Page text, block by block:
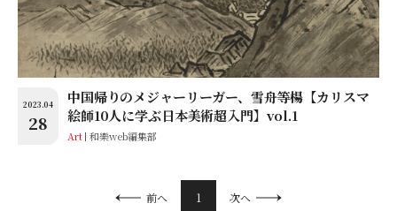
2023.04
28
中国帰りのメジャーリーガー、雪舟等楊【カリスマ
絵師10人に学ぶ日本美術超入門】vol.1
Art 和樂web編集部
前へ 1 次へ